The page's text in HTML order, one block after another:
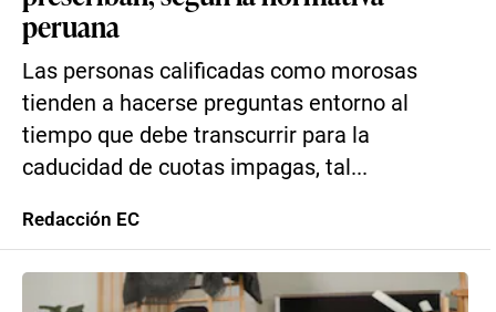
peruana
Las personas calificadas como morosas
tienden a hacerse preguntas entorno al
tiempo que debe transcurrir para la
caducidad de cuotas impagas, tal...
Redacción EC